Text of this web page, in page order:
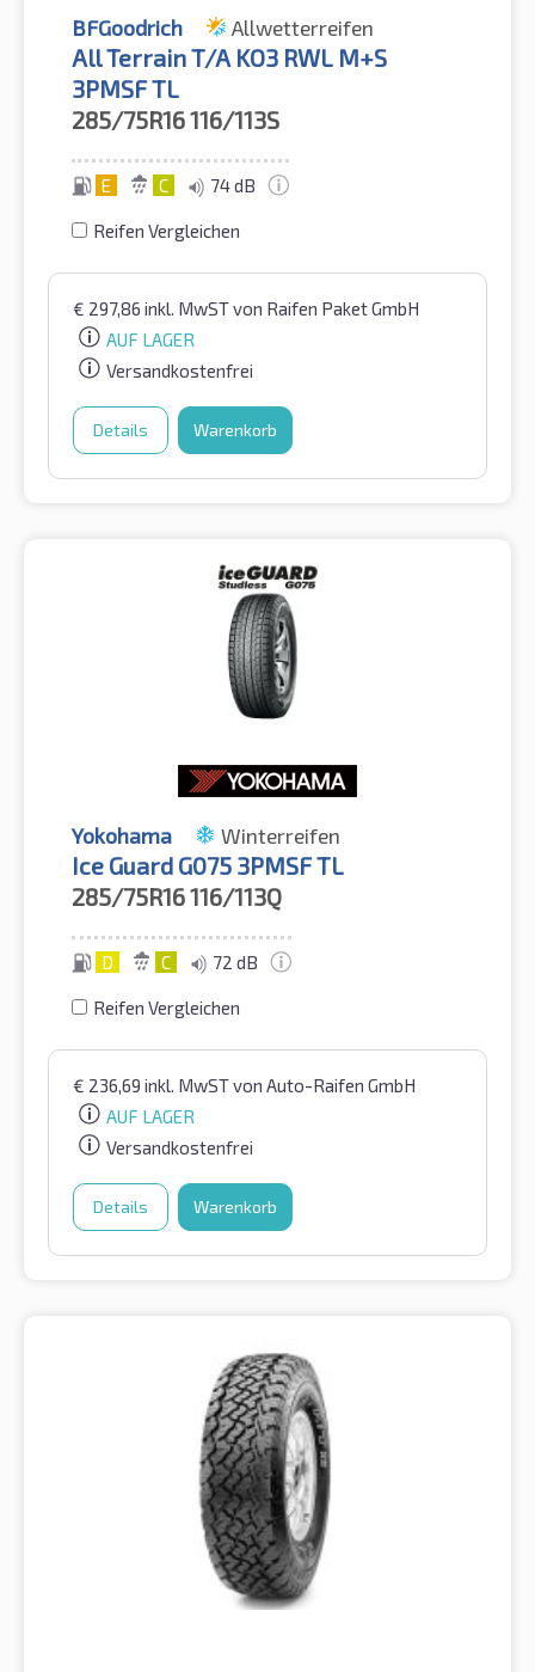
BFGoodrich Allwetterreifen
All Terrain T/A KO3 RWL M+S
3PMSF TL
285/75R16116/113S
E C 74 dB
Reifen Vergleichen
€ 297,86 inkl. MwSTvon Raifen Paket GmbH
AUF LAGER
Versandkostenfrei
Details Warenkorb
Yokohama Winterreifen
Ice Guard G075 3PMSF TL
285/75R16116/113Q
D C 72 dB
Reifen Vergleichen
€ 236,69 inkl. MwSTvon Auto-Raifen GmbH
AUF LAGER
Versandkostenfrei
Details Warenkorb